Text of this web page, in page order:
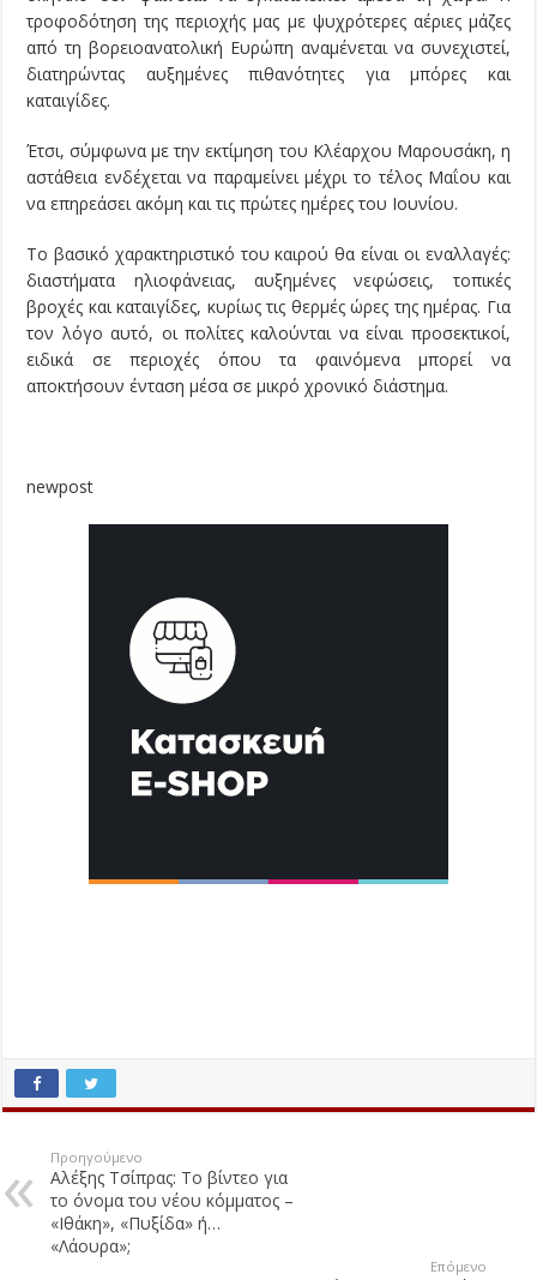
τροφοδότηση της περιοχής μας με ψυχρότερες αέριες μάζες
από τη βορειοανατολική Ευρώπη αναμένεται να συνεχιστεί,
διατηρώντας αυξημένες πιθανότητες για μπόρες και
καταιγίδες.
Έτσι, σύμφωνα με την εκτίμηση του Κλέαρχου Μαρουσάκη, η
αστάθεια ενδέχεται να παραμείνει μέχρι το τέλος Μαΐου και
να επηρεάσει ακόμη και τις πρώτες ημέρες του Ιουνίου.
Το βασικό χαρακτηριστικό του καιρού θα είναι οι εναλλαγές:
διαστήματα ηλιοφάνειας, αυξημένες νεφώσεις, τοπικές
βροχές και καταιγίδες, κυρίως τις θερμές ώρες της ημέρας. Για
τον λόγο αυτό, οι πολίτες καλούνται να είναι προσεκτικοί,
ειδικά σε περιοχές όπου τα φαινόμενα μπορεί να
αποκτήσουν ένταση μέσα σε μικρό χρονικό διάστημα.
newpost
Προηγούμενο
Αλέξης Τσίπρας: Το βίντεο για
το όνομα του νέου κόμματος –
«Ιθάκη», «Πυξίδα» ή…
«Λάουρα»;
Επόμενο